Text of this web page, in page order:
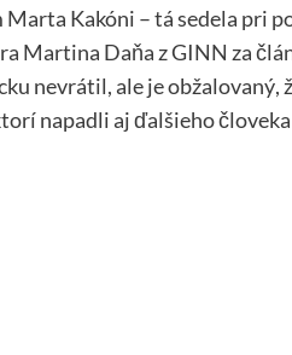
Marta Kakóni – tá sedela pri
Martina Daňa z GINN za
nevrátil, ale je
napadli aj ďalšieho